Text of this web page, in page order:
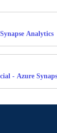
Analytics
- Azure